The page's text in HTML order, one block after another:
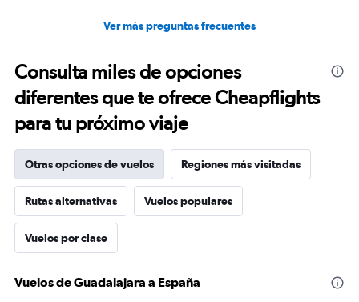
Ver más preguntas frecuentes
Consulta miles de opciones
diferentes que te ofrece Cheapflights
para tu próximo viaje
Otras opciones de vuelos Regiones más visitadas
Rutas alternativas Vuelos populares
Vuelos por clase
Vuelos de Guadalajara a España